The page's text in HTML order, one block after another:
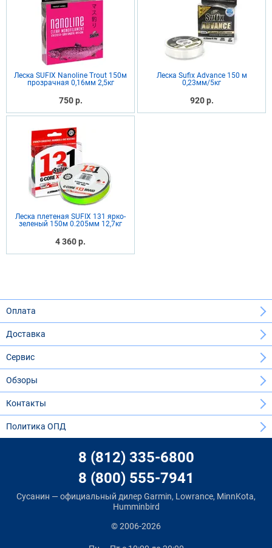
Леска SUFIX Nanoline Trout 150м
прозрачная 0,16мм 2,5кг
750 р.
Леска Sufix Advance 150 м
0,23мм/5кг
920 р.
Леска плетеная SUFIX 131 ярко-
зеленый 150м 0.205мм 12,7кг
4 360 р.
Оплата
Доставка
Сервис
Обзоры
Контакты
Политика ОПД
8 (812) 335-6800
8 (800) 555-7941
Сусанин — официальный дилер Garmin, Lowrance, MinnKota,
Humminbird
© 2006-2026